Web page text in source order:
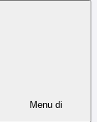
Menu di